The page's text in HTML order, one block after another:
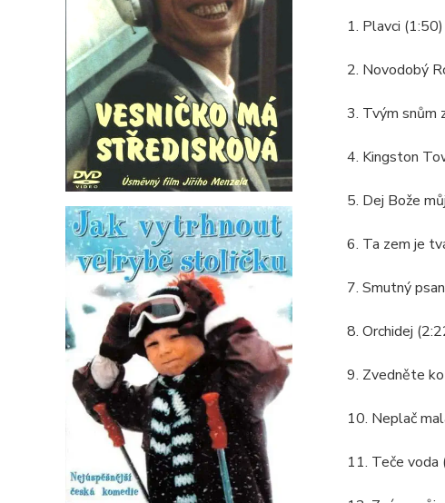
1. Plavci (1:50)
2. Novodobý
3. Tvým snům
4. Kingston
5. Dej Bože
6. Ta zem je
7. Smutný
8. Orchidej
9. Zvedněte
10. Neplač
11. Teče voda